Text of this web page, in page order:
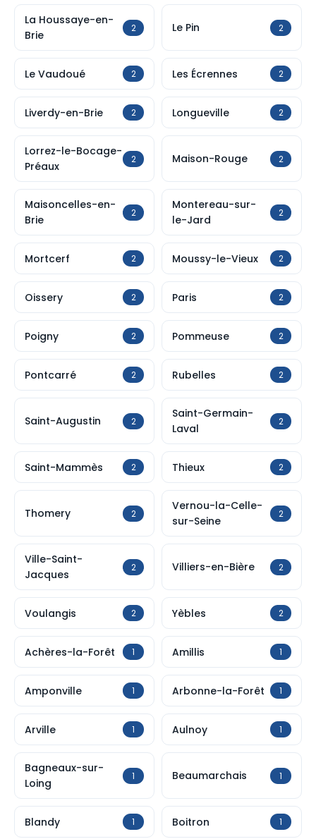
La Houssaye-en-
Brie
2 Le Pin 2
Le Vaudoué 2 Les Écrennes 2
Liverdy-en-Brie 2 Longueville 2
Lorrez-le-Bocage-
Préaux
2 Maison-Rouge 2
Maisoncelles-en-
Brie
2
Montereau-sur-
le-Jard
2
Mortcerf 2 Moussy-le-Vieux 2
Oissery 2 Paris 2
Poigny 2 Pommeuse 2
Pontcarré 2 Rubelles 2
Saint-Augustin 2
Saint-Germain-
Laval
2
Saint-Mammès 2 Thieux 2
Thomery 2
Vernou-la-Celle-
sur-Seine
2
Ville-Saint-
Jacques
2 Villiers-en-Bière 2
Voulangis 2 Yèbles 2
Achères-la-Forêt 1 Amillis 1
Amponville 1 Arbonne-la-Forêt 1
Arville 1 Aulnoy 1
Bagneaux-sur-
Loing
1 Beaumarchais 1
Blandy 1 Boitron 1